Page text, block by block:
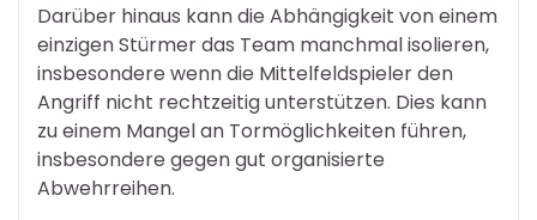
Darüber hinaus kann die Abhängigkeit von einem
einzigen Stürmer das Team manchmal isolieren,
insbesondere wenn die Mittelfeldspieler den
Angriff nicht rechtzeitig unterstützen. Dies kann
zu einem Mangel an Tormöglichkeiten führen,
insbesondere gegen gut organisierte
Abwehrreihen.